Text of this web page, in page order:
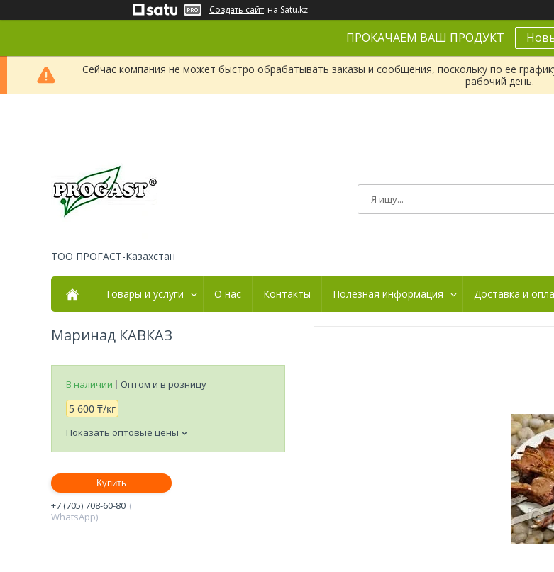
Создать сайт на Satu.kz
ПРОКАЧАЕМ ВАШ ПРОДУКТ
Сейчас компания не может быстро обрабатывать заказы и сообщения, поскольку по ее
рабочий день.
ТОО ПРОГАСТ-Казахстан
Товары и услуги О нас Контакты Полезная информация Доставка и
Маринад КАВКАЗ
В наличии Оптом и в розницу
5 600 ₸/кг
Показать оптовые цены
Купить
+7 (705) 708-60-80
WhatsApp